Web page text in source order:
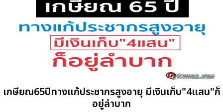
เกษียณ65ปีทางแก้ประชากรสูงอายุ มีเงินเก็บ"4แสน"ก็
อยู่ลำบาก